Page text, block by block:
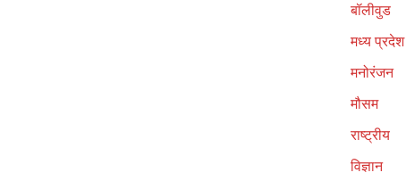
बॉलीवुड
मध्य प्रदेश
मनोरंजन
मौसम
राष्ट्रीय
विज्ञान